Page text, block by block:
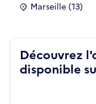
Marseille (13)
Découvrez
disponible